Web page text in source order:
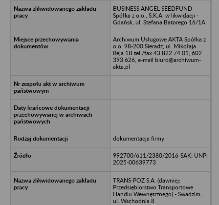
BUSINESS ANGEL SEEDFUND
Spółka z o.o., S.K.A. w likwidacji -
Gdańsk, ul. Stefana Batorego 16/1A
Archiwum Usługowe AKTA Spółka z
o.o. 98-200 Sieradz, ul. Mikołaja
Reja 1B tel./fax 43 822 74 01; 602
393 626, e-mail biuro@archiwum-
akta.pl
dokumentacja firmy
992700/611/2380/2016-SAK; UNP:
2025-00639773
TRANS-POZ S.A. (dawniej:
Przedsiębiorstwo Transportowe
Handlu Wewnętrznego) - Swadzim,
ul. Wschodnia 8